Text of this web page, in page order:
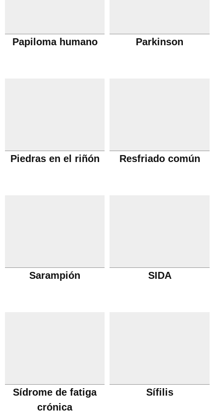
Papiloma humano Parkinson
Piedras en el riñón Resfriado común
Sarampión SIDA
Sídrome de fatiga
crónica
Sífilis